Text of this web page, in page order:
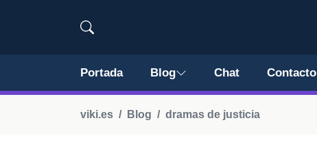
Portada Blog Chat Contacto
viki.es Blog dramas de justicia